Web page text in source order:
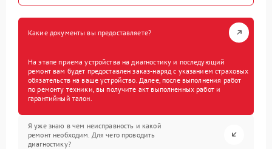
Какие документы вы предоставляете?
На этапе приема устройства на диагностику и последующий
ремонт вам будет предоставлен заказ-наряд с указанием страховых
обязательств на ваше устройство. Далее, после выполнения работ
по ремонту техники, вы получите акт выполненных работ и
гарантийный талон.
Я уже знаю в чем неисправность и какой
ремонт необходим. Для чего проводить
диагностику?